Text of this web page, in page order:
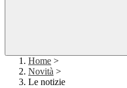
Home >
Novità >
Le notizie